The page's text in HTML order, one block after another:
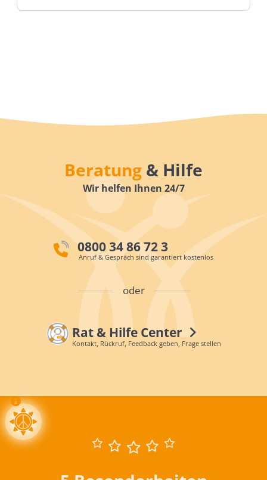
Beratung & Hilfe
Wir helfen Ihnen 24/7
0800 34 86 72 3
Anruf & Gespräch sind garantiert kostenlos
oder
Rat & Hilfe Center
Kontakt, Rückruf, Feedback geben, Frage stellen